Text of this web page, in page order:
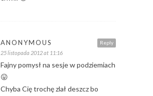
Reply
ANONYMOUS
25 listopada 2012 at 11:16
Fajny pomysł na sesje w podziemiach
😛
Chyba Cię trochę zlał deszcz bo